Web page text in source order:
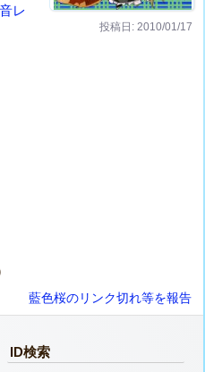
投稿日: 2010/01/17
レ
藍色桜のリンク切れ等を報告
ID検索